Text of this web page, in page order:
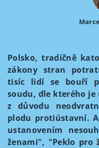
Polsko, tradičně
zákony stran
tisíc lidí se bouří
soudu, dle kterého
z důvodu
plodu protiústavní.
ustanovením
ženami", "Peklo pro